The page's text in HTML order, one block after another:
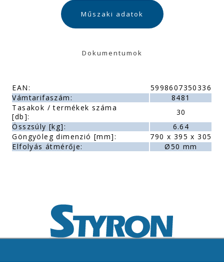
Műszaki adatok
Dokumentumok
EAN:
5998607350336
Vámtarifaszám:
8481
Tasakok / termékek száma
[db]:
30
Összsúly [kg]:
6.64
Göngyöleg dimenzió [mm]:
790 x 395 x 305
Elfolyás átmérője:
Ø50 mm